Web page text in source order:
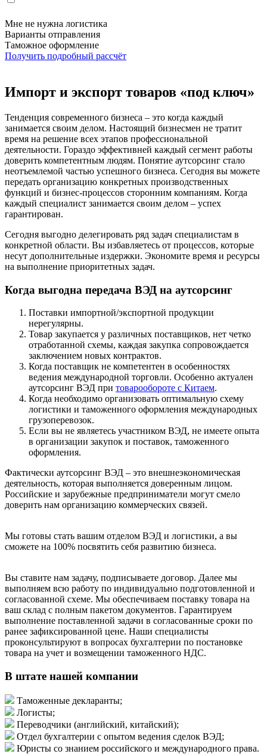
Мне не нужна логистика
Варианты отправления
Таможное оформление
Получить подробный рассчёт
Импорт и экспорт товаров «под ключ»
Тенденция современного бизнеса – это когда каждый
занимается своим делом. Настоящий бизнесмен не тратит
время на решение всех этапов профессиональной
деятельности. Гораздо эффективней каждый сегмент работы
доверить компетентным людям. Понятие аутсорсинг стало
неотъемлемой частью успешного бизнеса. Сегодня вы можете
передать организацию конкретных производственных
функций и бизнес-процессов сторонним компаниям. Когда
каждый специалист занимается своим делом – успех
гарантирован.
Сегодня выгодно делегировать ряд задач специалистам в
конкретной области. Вы избавляетесь от процессов, которые
несут дополнительные издержки. Экономите время и ресурсы
на выполнение приоритетных задач.
Когда выгодна передача ВЭД на аутсорсинг
Поставки импортной/экспортной продукции
нерегулярны.
Товар закупается у различных поставщиков, нет четко
отработанной схемы, каждая закупка сопровождается
заключением новых контрактов.
Когда поставщик не компетентен в особенностях
ведения международной торговли. Особенно актуален
аутсорсинг ВЭД при товарообороте с Китаем.
Когда необходимо организовать оптимальную схему
логистики и таможенного оформления международных
грузоперевозок.
Если вы не являетесь участником ВЭД, не имеете опыта
в организации закупок и поставок, таможенного
оформления.
Фактически аутсорсинг ВЭД – это внешнеэкономическая
деятельность, которая выполняется доверенным лицом.
Российские и зарубежные предприниматели могут смело
доверить нам организацию коммерческих связей.
Мы готовы стать вашим отделом ВЭД и логистики, а вы
сможете на 100% посвятить себя развитию бизнеса.
Вы ставите нам задачу, подписываете договор. Далее мы
выполняем всю работу по индивидуально подготовленной и
согласованной схеме. Мы обеспечиваем поставку товара на
ваш склад с полным пакетом документов. Гарантируем
выполнение поставленной задачи в согласованные сроки по
ранее зафиксированной цене. Наши специалисты
проконсультируют в вопросах бухгалтерии по постановке
товара на учет и возмещении таможенного НДС.
В штате нашей компании
Таможенные декларанты;
Логисты;
Переводчики (английский, китайский);
Отдел бухгалтерии с опытом ведения сделок ВЭД;
Юристы со знанием российского и международного права.